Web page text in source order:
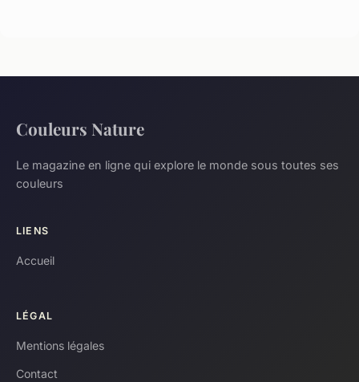
Couleurs Nature
Le magazine en ligne qui explore le monde sous toutes ses
couleurs
LIENS
Accueil
LÉGAL
Mentions légales
Contact